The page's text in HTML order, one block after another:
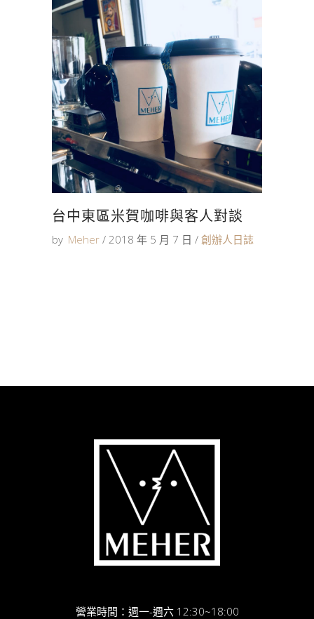
台中東區米賀咖啡與客人對談
by Meher 2018 年 5 月 7 日 創辦人日誌
營業時間：週一-週六 12:30~18:00